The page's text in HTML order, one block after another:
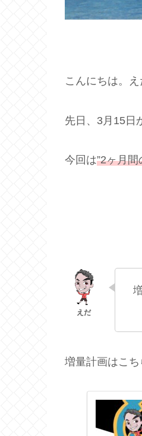
こんにちは。え
先日、3月15日
今回は”2ヶ月
増量計画はこち